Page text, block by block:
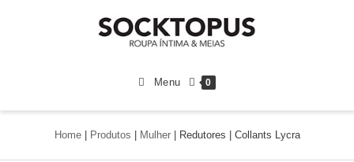
0
Menu
Home| Produtos Mulher| Redutores | Collants Lycra